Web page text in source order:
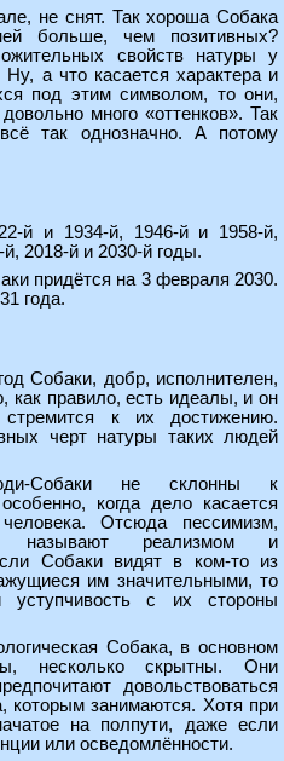
не снят. Так хороша Собака
больше, чем позитивных?
свойств натуры у
а что касается характера и
под этим символом, то они,
много «оттенков». Так
так однозначно. А потому
й и 1934-й, 1946-й и 1958-й,
2018-й и 2030-й годы.
придётся на 3 февраля 2030.
года.
Собаки, добр, исполнителен,
как правило, есть идеалы, и он
стремится к их достижению.
черт натуры таких людей
Собаки не склонны к
когда дело касается
Отсюда пессимизм,
называют реализмом и
Собаки видят в ком-то из
им значительными, то
с их стороны
Собака, в основном
несколько скрытны. Они
довольствоваться
которым занимаются. Хотя при
на полпути, даже если
или осведомлённости.